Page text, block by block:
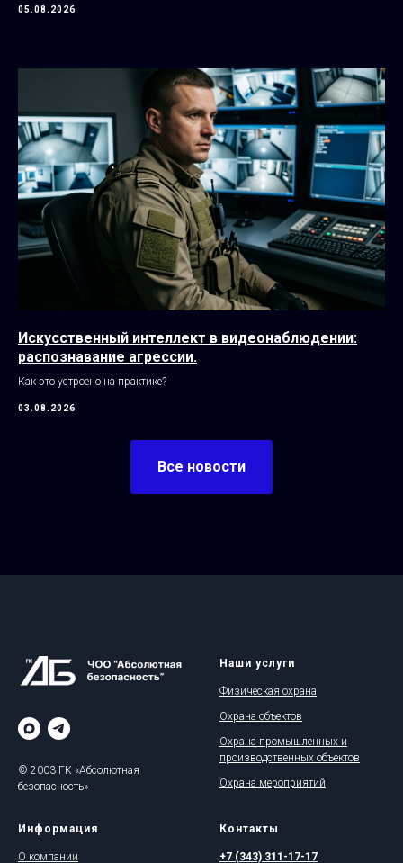
05.08.2026
Искусственный интеллект в видеонаблюдении:
распознавание агрессии.
Как это устроено на практике?
03.08.2026
Все новости
© 2003 ГК «Абсолютная
безопасность»
Наши услуги
Физическая охрана
Охрана объектов
Охрана промышленных и
производственных объектов
Охрана мероприятий
Информация
О компании
Контакты
+7 (343) 311-17-17